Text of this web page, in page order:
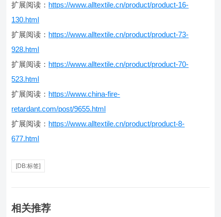
扩展阅读： https://www.alltextile.cn/product/product-16-
130.html
扩展阅读： https://www.alltextile.cn/product/product-73-
928.html
扩展阅读： https://www.alltextile.cn/product/product-70-
523.html
扩展阅读： https://www.china-fire-
retardant.com/post/9655.html
扩展阅读： https://www.alltextile.cn/product/product-8-
677.html
[DB:标签]
相关推荐